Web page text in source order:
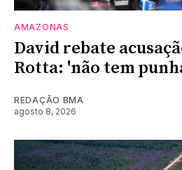
AMAZONAS
David rebate
Rotta: 'não tem
REDAÇÃO BMA
agosto 8, 2026